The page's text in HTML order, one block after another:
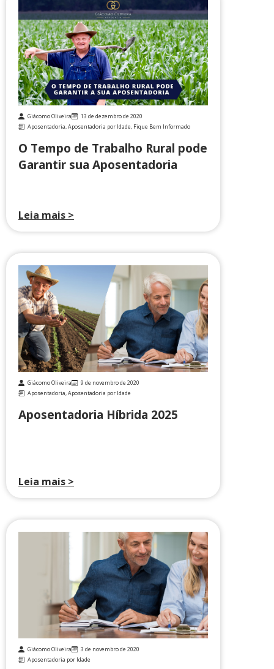
Giácomo Oliveira
13 de dezembro de 2020
Aposentadoria,Aposentadoria por Idade, Fique Bem Informado
O Tempo de Trabalho Rural pode
Garantir sua Aposentadoria
Leia mais >
Giácomo Oliveira
9 de novembro de 2020
Aposentadoria,Aposentadoria por Idade
Aposentadoria Híbrida 2025
Leia mais >
Giácomo Oliveira
3 de novembro de 2020
Aposentadoria por Idade